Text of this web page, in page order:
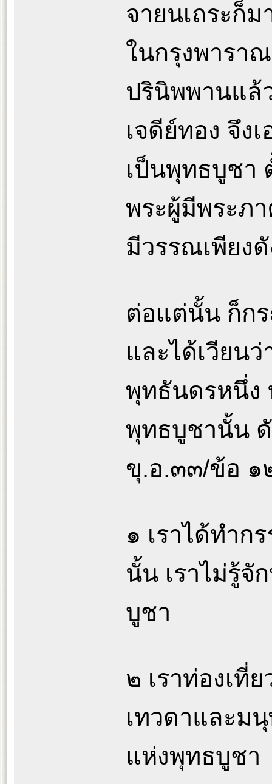
จายนเถระก็
ในกรุงพารา
ปรินิพพานแล้
เจดีย์ทอง จึง
เป็นพุทธบูชา
พระผู้มีพระภ
มีวรรณเพียง
ต่อแต่นั้น ก็ก
และได้เวียน
พุทธันดรหนึ่ง
พุทธบูชานั้น
ขุ.อ.๓๓/ข้อ ๑
๑ เราได้ทำก
นั้น เราไม่รู้จั
บูชา
๒ เราท่องเที่
เทวดาและม
แห่งพุทธบูชา